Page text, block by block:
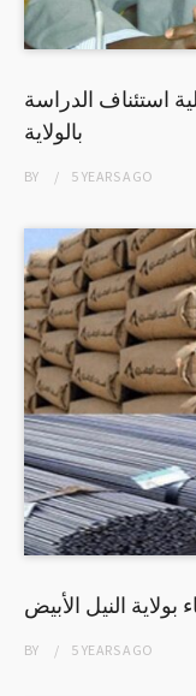
استئناف الدراسة
بالولاية
BY 5 YEARSAGO
بولاية النيل الأبيض
BY 5 YEARSAGO